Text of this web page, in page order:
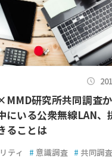
研究所共同調査
にいる公衆無線LAN、
ることは
ティ # 意識調査 # 共同調査